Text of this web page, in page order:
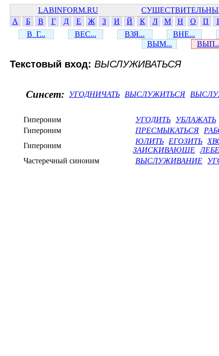
LABINFORM.RU
А
Б В Г Д Е Ж З И Й К Л М Н О П
В_Г...
ВЕС... ВЗЯ...
ВНЕ...
ВЫМ...
Текстовый вход: ВЫСЛУЖИВАТЬСЯ
Синсет: УГОДНИЧАТЬ ВЫСЛУЖИТЬСЯ
Гипероним УГОДИТЬ
УБЛАЖАТЬ
Гипероним
ПРЕСМЫКАТЬСЯ
Гипероним
ЮЛИТЬ ЕГОЗИТЬ
ЗАИСКИВАЮЩЕ
Частеречный синоним
ВЫСЛУЖИВАНИЕ